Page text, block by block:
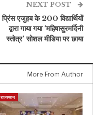
NEXT POST
प्रिंस एजुहब के 200 विद्यार्थियों
द्वारा गाया गया ‘महिषासुरमर्दिनी
स्तोत्र’ सोशल मीडिया पर छाया
More From Author
राजस्थान